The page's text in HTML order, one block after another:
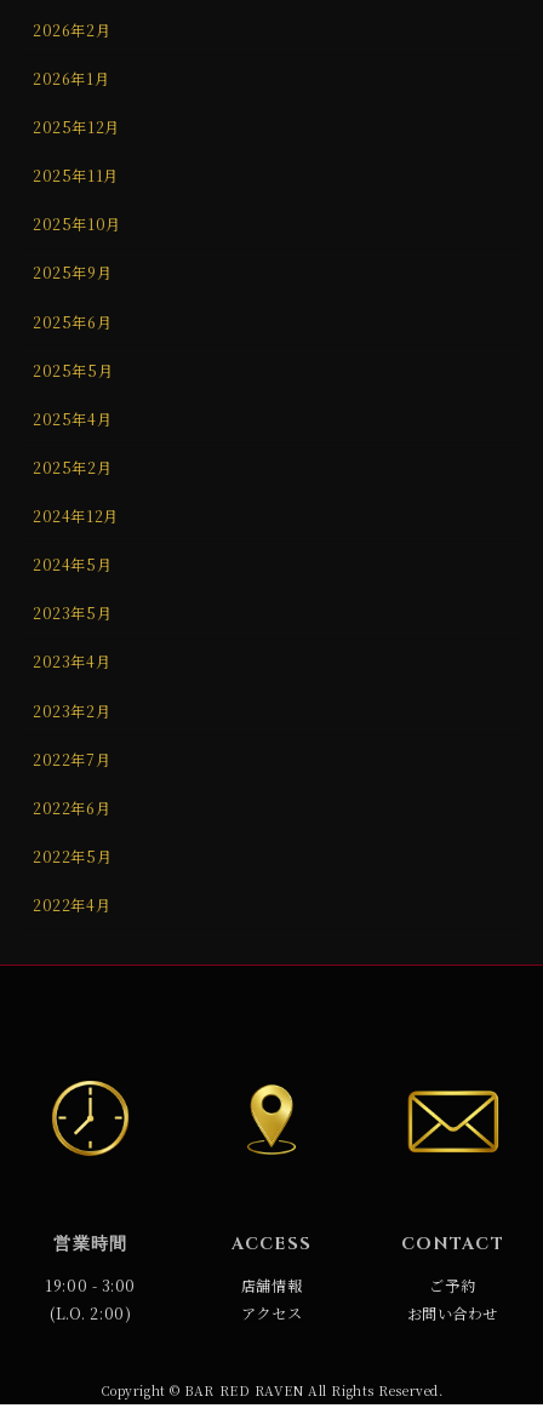
2026年2月
2026年1月
2025年12月
2025年11月
2025年10月
2025年9月
2025年6月
2025年5月
2025年4月
2025年2月
2024年12月
2024年5月
2023年5月
2023年4月
2023年2月
2022年7月
2022年6月
2022年5月
2022年4月
営業時間
19:00 - 3:00
(L.O. 2:00)
ACCESS
店舗情報
アクセス
CONTACT
ご予約
お問い合わせ
Copyright © BAR RED RAVEN All Rights Reserved.